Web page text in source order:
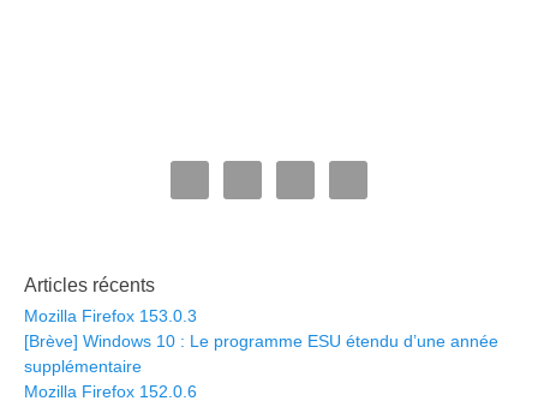
Articles récents
Mozilla Firefox 153.0.3
[Brève] Windows 10 : Le programme ESU étendu d’une année
supplémentaire
Mozilla Firefox 152.0.6